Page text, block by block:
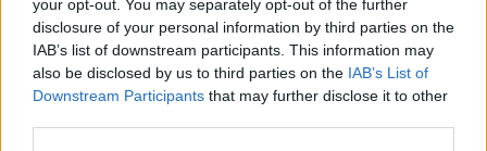
your opt-out. You may separately opt-out of the further
disclosure of your personal information by third parties on the
IAB’s list of downstream participants. This information may
also be disclosed by us to third parties on the IAB’s List of
Downstream Participants that may further disclose it to other
Hogyan védekezzünk a hangyák ellen
természetes módon?
5 perc